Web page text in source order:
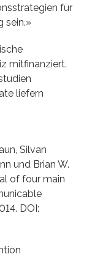
für
sein.»
mitfinanziert.
liefern
Silvan
und Brian W.
of four main
DOI: